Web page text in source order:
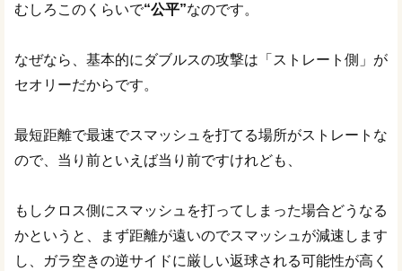
むしろこのくらいで“公平”なのです。
なぜなら、基本的にダブルスの攻撃は「ストレート側」が
セオリーだからです。
最短距離で最速でスマッシュを打てる場所がストレートな
ので、当り前といえば当り前ですけれども、
もしクロス側にスマッシュを打ってしまった場合どうなる
かというと、まず距離が遠いのでスマッシュが減速します
し、ガラ空きの逆サイドに厳しい返球される可能性が高く